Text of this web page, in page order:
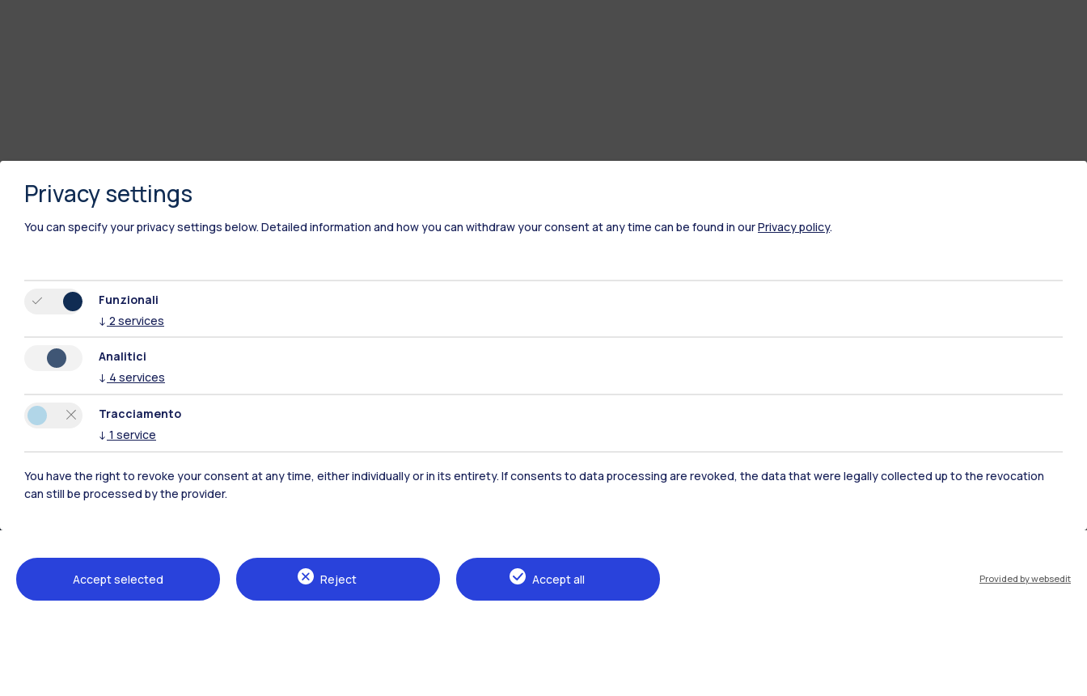
Polimi Community
Tutti i siti dell’ecosistema
Residenze Frontiere Esami di stato Career Service
IT EN
Milano Leonardo
Milano Bovisa
The Politecnico
Education
Privacy settings
You can specify your privacy settings below. Detailed information and how you can withdraw your consent at any time can be found in ourPrivacy policy.
Funzionali
↓ 2 services
Analitici
↓ 4 services
Tracciamento
↓ 1 service
You have the right to revoke your consent at any time, either individually or in its entirety. If consents to data processing are revoked, the data that were legally collected up to the revocation
can still be processed by the provider.
Reject
Accept selected Accept all Provided by websedit